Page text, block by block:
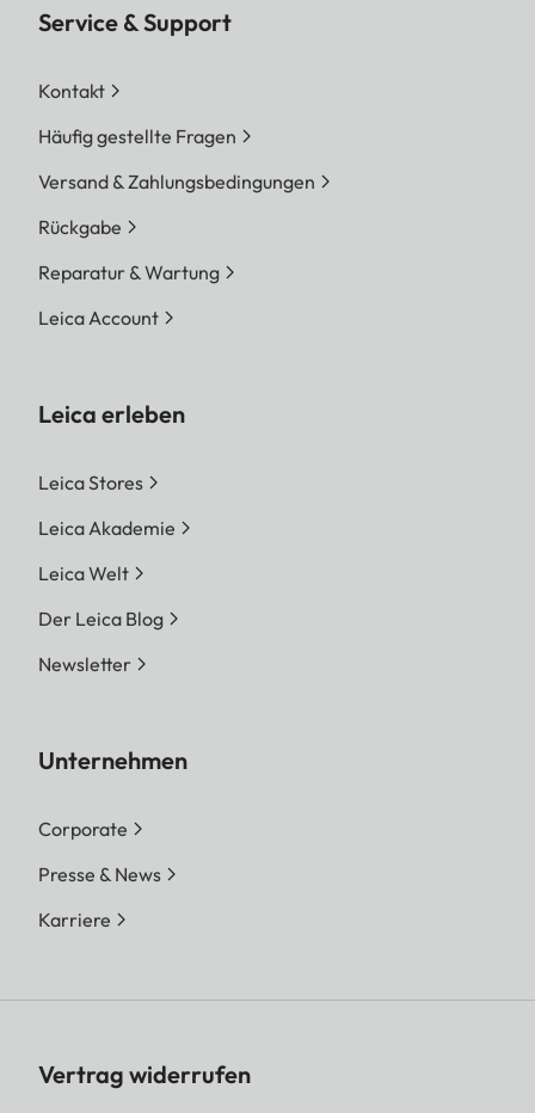
Service & Support
Kontakt
Häufig gestellte Fragen
Versand & Zahlungsbedingungen
Rückgabe
Reparatur & Wartung
Leica Account
Leica erleben
Leica Stores
Leica Akademie
Leica Welt
Der Leica Blog
Newsletter
Unternehmen
Corporate
Presse & News
Karriere
Vertrag widerrufen